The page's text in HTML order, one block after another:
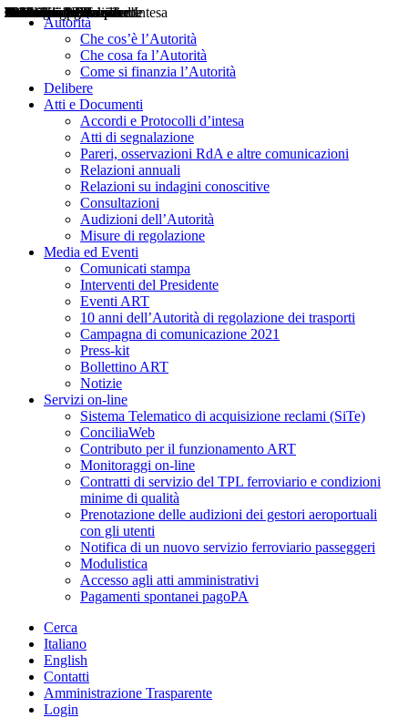
Autorità
Che cos’è l’Autorità
Che cosa fa l’Autorità
Come si finanzia l’Autorità
Delibere
Atti e Documenti
Accordi e Protocolli d’intesa
Atti di segnalazione
Pareri, osservazioni RdA e altre comunicazioni
Relazioni annuali
Relazioni su indagini conoscitive
Consultazioni
Audizioni dell’Autorità
Misure di regolazione
Media ed Eventi
Comunicati stampa
Interventi del Presidente
Eventi ART
10 anni dell’Autorità di regolazione dei trasporti
Campagna di comunicazione 2021
Press-kit
Bollettino ART
Notizie
Servizi on-line
Sistema Telematico di acquisizione reclami (SiTe)
ConciliaWeb
Contributo per il funzionamento ART
Monitoraggi on-line
Contratti di servizio del TPL ferroviario e condizioni
minime di qualità
Prenotazione delle audizioni dei gestori aeroportuali
con gli utenti
Notifica di un nuovo servizio ferroviario passeggeri
Modulistica
Accesso agli atti amministrativi
Pagamenti spontanei pagoPA
Cerca
Italiano
English
Contatti
Amministrazione Trasparente
Login
Delibere
Pareri
Consultazioni
Audizioni
Atti di Segnalazione
Accordi e Protocolli d'Intesa
Relazioni annuali
Misure di regolazione
Notizie
Comunicati Stampa
Bollettini ART
Convegni ART
Interviste del Presidente
Articoli in primo piano
Interventi del Presidente
2004
2005
2010
2013
2014
2015
2016
2017
2018
2019
202
2020
2021
2022
2023
2024
2025
2026
Aereo
Marittimo
Terrestre